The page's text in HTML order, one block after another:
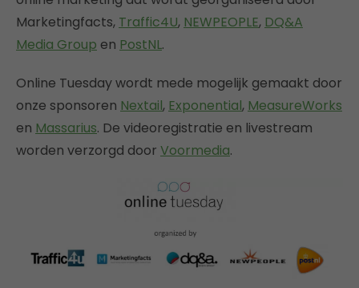
Marketingfacts, Traffic4U, NEWPEOPLE, DQ&A
Media Group en PostNL.
Online Tuesday wordt mede mogelijk gemaakt door
onze sponsoren Nextail, Exponential, MeasureWorks
en Massarius. De videoregistratie en livestream
worden verzorgd door Voormedia.